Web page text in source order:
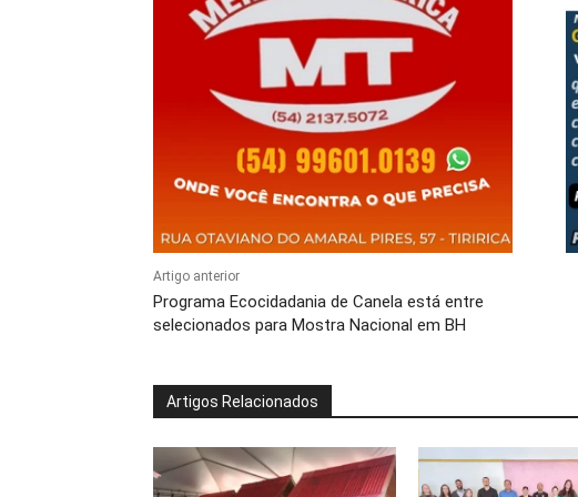
Artigo anterior
Programa Ecocidadania de Canela está entre
selecionados para Mostra Nacional em BH
Artigos Relacionados